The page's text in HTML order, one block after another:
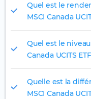
Quel est le
MSCI Canada
Quel est le
Canada UCITS
Quelle est la
MSCI Canada